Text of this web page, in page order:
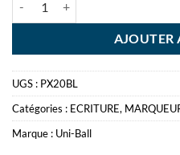
AJOUTER
UGS : PX20BL
Catégories : ECRITURE,
Marque : Uni-Ball